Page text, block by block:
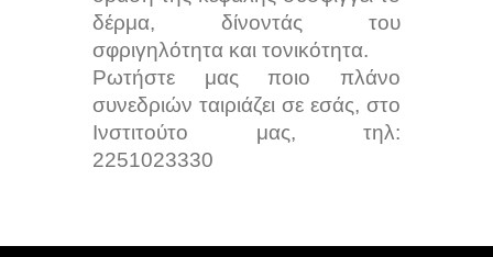
δέρμα, δίνοντάς του
σφριγηλότητα και τονικότητα.
Ρωτήστε μας ποιο πλάνο
συνεδριών ταιριάζει σε εσάς, στο
Ινστιτούτο μας, τηλ:
2251023330